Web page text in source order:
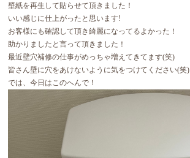
壁紙を再生して貼らせて頂きました！
いい感じに仕上がったと思います!
お客様にも確認して頂き綺麗になってるよかった！
助かりましたと言って頂きました！
最近壁穴補修の仕事がめっちゃ増えてきてます(笑)
皆さん壁に穴をあけないように気をつけてください(笑)
では、今日はこのへんで！